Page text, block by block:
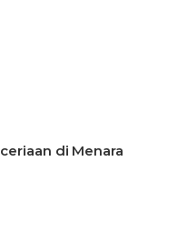
di Menara